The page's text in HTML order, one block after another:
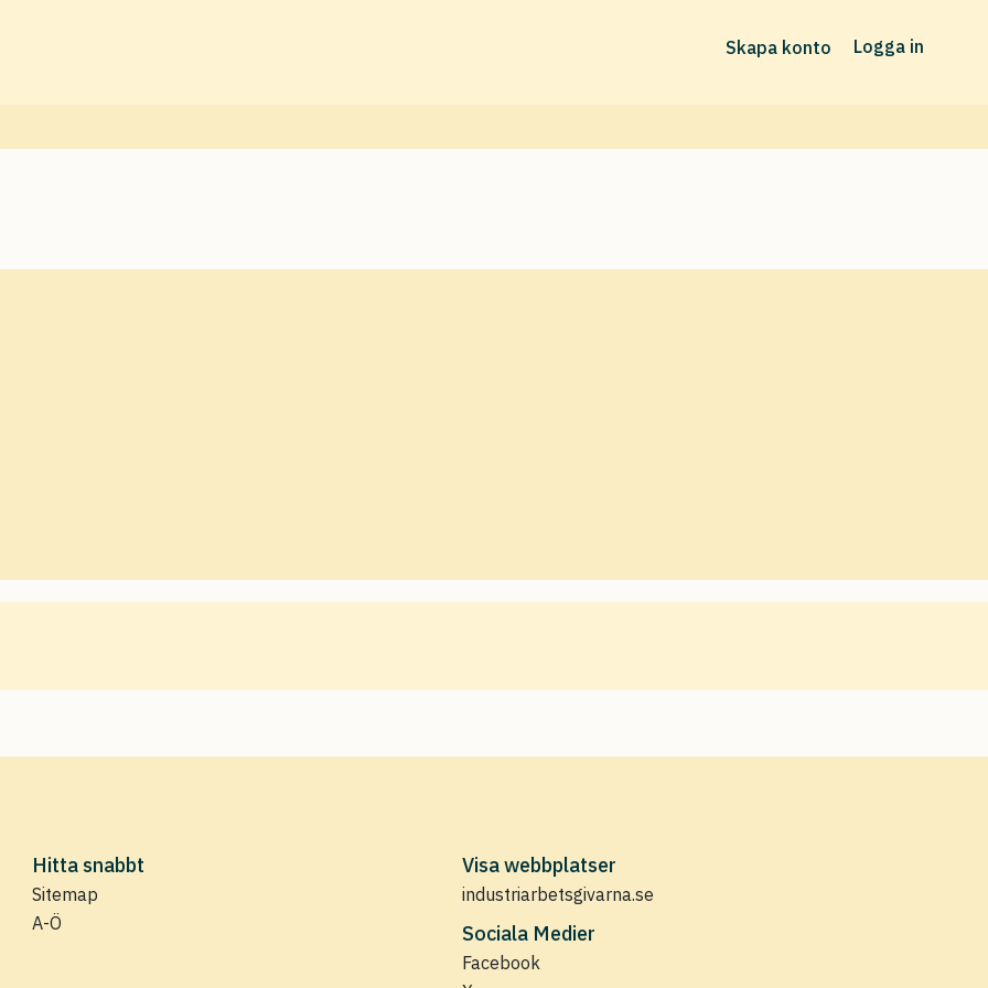
Skapa konto Logga in
Hitta snabbt
Sitemap
A-Ö
Visa webbplatser
industriarbetsgivarna.se
Sociala Medier
Facebook